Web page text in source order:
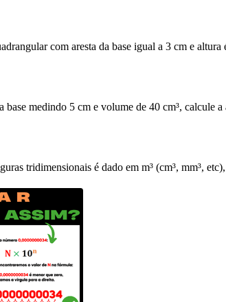
com aresta da base igual a 3 cm e altura
medindo 5 cm e volume de 40 cm³, calcule a
tridimensionais é dado em m³ (cm³, mm³,